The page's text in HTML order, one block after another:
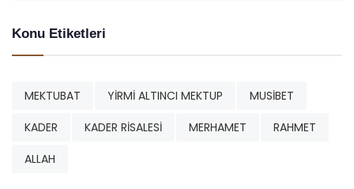
Konu Etiketleri
MEKTUBAT YİRMİ ALTINCI MEKTUP
MUSİBET
KADER
KADER RİSALESİ MERHAMET
RAHMET
ALLAH